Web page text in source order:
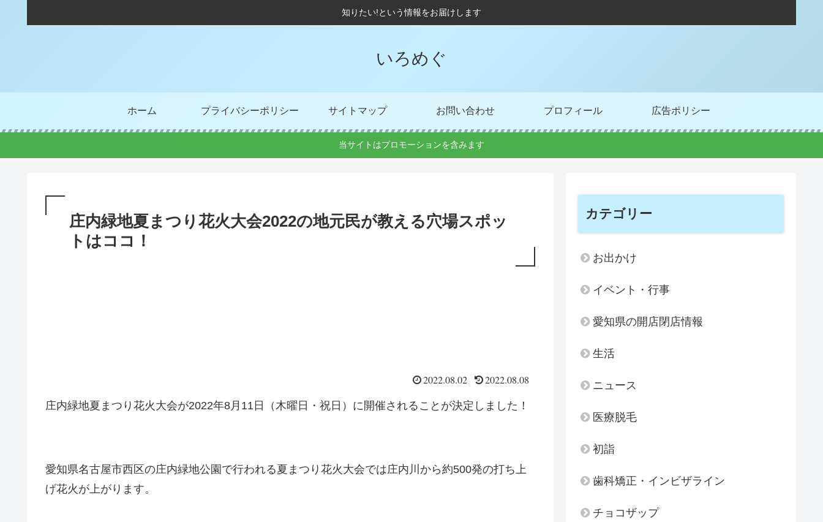
知りたい!という情報をお届けします
いろめぐ
ホーム プライバシーポリシー サイトマップ お問い合わせ プロフィール 広告ポリシー
当サイトはプロモーションを含みます
庄内緑地夏まつり花火大会2022の地元民が教える穴場スポッ
トはココ！
2022.08.02 2022.08.08
庄内緑地夏まつり花火大会が2022年8月11日（木曜日・祝日）に開催されることが決定しました！
愛知県名古屋市西区の庄内緑地公園で行われる夏まつり花火大会では庄内川から約500発の打ち上
げ花火が上がります。
カテゴリー
お出かけ
イベント・行事
愛知県の開店閉店情報
生活
ニュース
医療脱毛
初詣
歯科矯正・インビザライン
チョコザップ